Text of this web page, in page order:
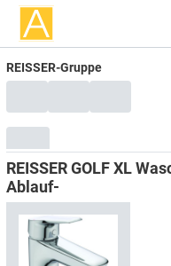
REISSER-Gruppe
REISSER GOLF XL
Ablauf-